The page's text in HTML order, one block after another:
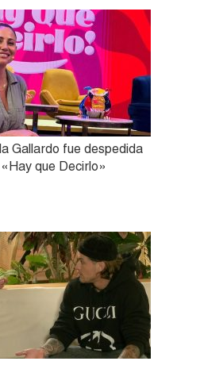
Gallardo fue despedida
que Decirlo»